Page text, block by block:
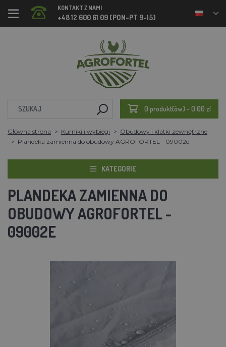
KONTAKT Z NAMI
+48 12 600 61 09 (PON-PT 9-15)
0 produkt(ów) - 0.00 zl
Główna strona Kurniki i wybiegi
Obudowy i klatki zewnętrzne
Plandeka zamienna do obudowy AGROFORTEL - 09002e
KATEGORIE
PLANDEKA ZAMIENNA DO
OBUDOWY AGROFORTEL -
09002E